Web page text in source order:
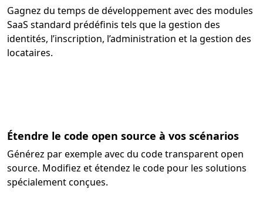
Gagnez du temps de développement avec des modules
SaaS standard prédéfinis tels que la gestion des
identités, l’inscription, l’administration et la gestion des
locataires.
Étendre le code open source à vos scénarios
Générez par exemple avec du code transparent open
source. Modifiez et étendez le code pour les solutions
spécialement conçues.